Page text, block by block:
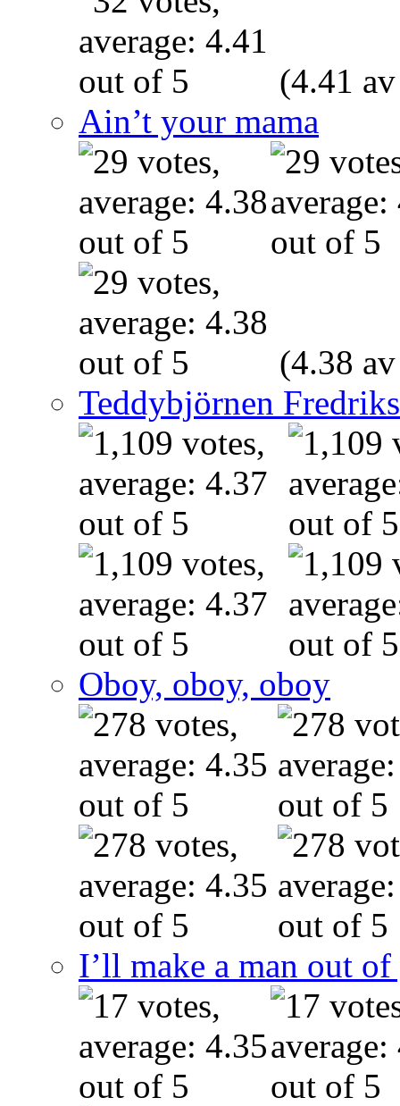
(4.41
Ain’t your mama
(4.38
Teddybjörnen
Oboy, oboy, oboy
I’ll make a man out